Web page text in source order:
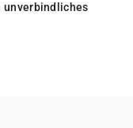
unverbindliches